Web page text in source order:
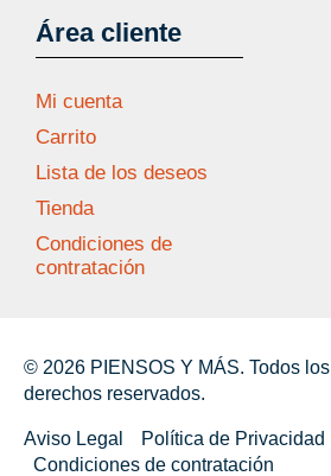
Área cliente
Mi cuenta
Carrito
Lista de los deseos
Tienda
Condiciones de
contratación
© 2026 PIENSOS Y MÁS. Todos los
derechos reservados.
Aviso Legal
Política de Privacidad
Condiciones de contratación